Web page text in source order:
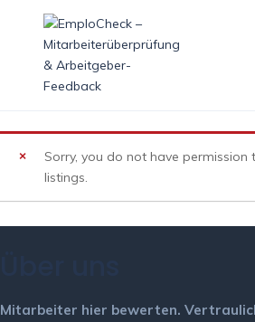
Bewertung
HOME
Sorry, you do not have permission
listings.
Mitarbeiter hier bewerten.